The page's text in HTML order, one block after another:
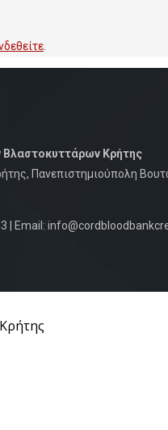
Κρήτης
Πανεπιστημιούπολη
| Email: